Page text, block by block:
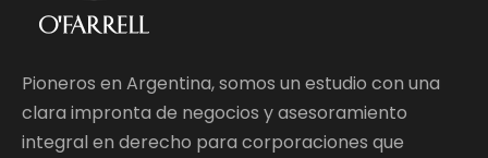
Pioneros en Argentina, somos un estudio con una
clara impronta de negocios y asesoramiento
integral en derecho para corporaciones que